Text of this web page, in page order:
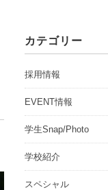
カテゴリー
採用情報
EVENT情報
学生Snap/Photo
学校紹介
スペシャル